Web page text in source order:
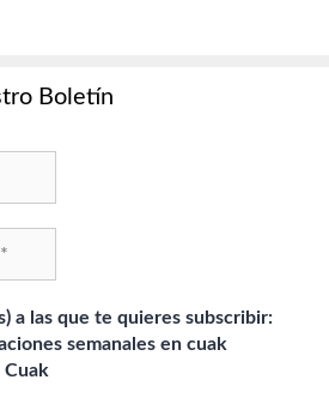
Boletín
a las que te quieres subscribir:
semanales en cuak